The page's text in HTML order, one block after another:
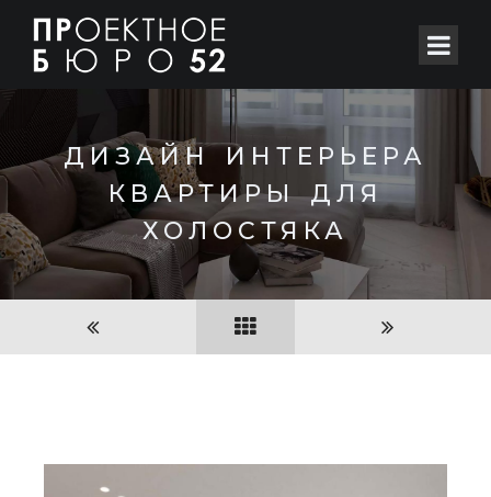
ДИЗАЙН ИНТЕРЬЕРА
КВАРТИРЫ ДЛЯ
ХОЛОСТЯКА